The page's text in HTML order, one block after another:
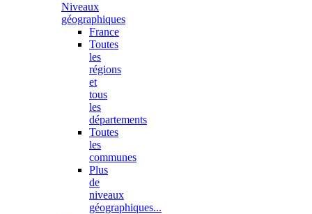
Niveaux
géographiques
France
Toutes
les
régions
et
tous
les
départements
Toutes
les
communes
Plus
de
niveaux
géographiques...